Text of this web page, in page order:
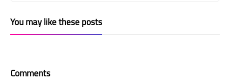
You may like these posts
Comments